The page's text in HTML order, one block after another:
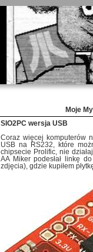
Moje
SIO2PC wersja USB
Coraz więcej komputerów
USB na RS232, które
chipsecie Prolific, nie
AA Miker podesłał linkę
zdjęcia), gdzie kupiłem